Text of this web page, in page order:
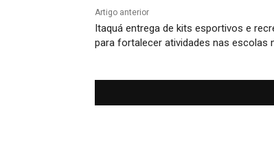
Artigo anterior
Itaquá entrega de kits esportivos e
para fortalecer atividades nas escolas